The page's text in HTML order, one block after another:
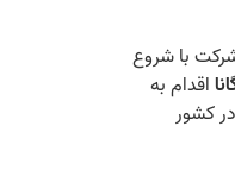
با شروع
اقدام به
کشور